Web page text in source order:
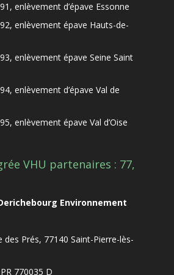
enlèvement d’épave Essonne
enlèvement épave Hauts-de-
enlèvement épave Seine Saint
enlèvement d’épave Val de
enlèvement épave Val d’Oise
VHU partenaires : 77,
Environnement
des Prés, 77140 Saint-Pierre-lès-
770035 D